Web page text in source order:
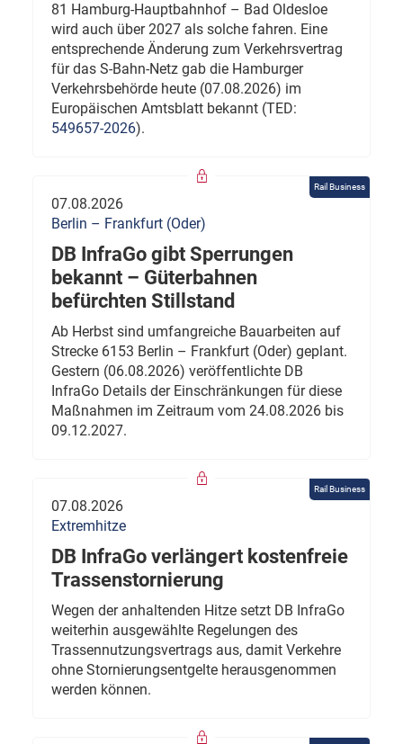
81 Hamburg-Hauptbahnhof – Bad Oldesloe
wird auch über 2027 als solche fahren. Eine
entsprechende Änderung zum Verkehrsvertrag
für das S-Bahn-Netz gab die Hamburger
Verkehrsbehörde heute (07.08.2026) im
Europäischen Amtsblatt bekannt (TED:
549657-2026).
Rail Business
07.08.2026
Berlin – Frankfurt (Oder)
DB InfraGo gibt Sperrungen
bekannt – Güterbahnen
befürchten Stillstand
Ab Herbst sind umfangreiche Bauarbeiten auf
Strecke 6153 Berlin – Frankfurt (Oder) geplant.
Gestern (06.08.2026) veröffentlichte DB
InfraGo Details der Einschränkungen für diese
Maßnahmen im Zeitraum vom 24.08.2026 bis
09.12.2027.
Rail Business
07.08.2026
Extremhitze
DB InfraGo verlängert kostenfreie
Trassenstornierung
Wegen der anhaltenden Hitze setzt DB InfraGo
weiterhin ausgewählte Regelungen des
Trassennutzungsvertrags aus, damit Verkehre
ohne Stornierungsentgelte herausgenommen
werden können.